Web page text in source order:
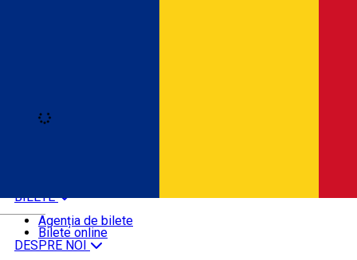
BILETE
ȘTIRI
DESPRE NOI
Agenția de bilete
Bilete online